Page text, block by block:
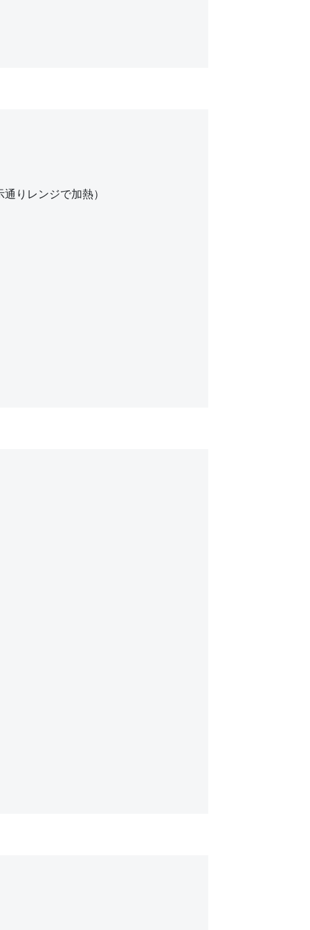
りレンジで加熱）